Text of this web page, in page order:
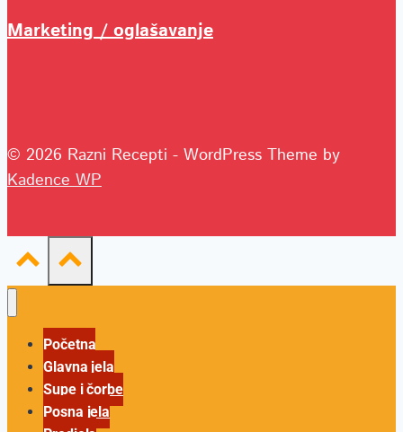
Marketing / oglašavanje
© 2026 Razni Recepti - WordPress Theme by
Kadence WP
Početna
Glavna jela
Supe i čorbe
Posna jela